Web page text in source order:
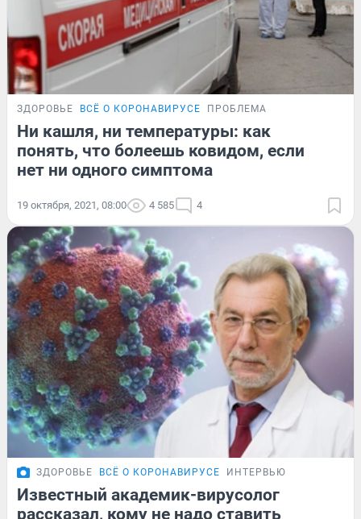
ЗДОРОВЬЕ ВСЁ О КОРОНАВИРУСЕ ПРОБЛЕМА
Ни кашля, ни температуры: как
понять, что болеешь ковидом, если
нет ни одного симптома
19 октября, 2021, 08:00 4 585 4
ЗДОРОВЬЕ ВСЁ О КОРОНАВИРУСЕ ИНТЕРВЬЮ
Известный академик-вирусолог
рассказал, кому не надо ставить